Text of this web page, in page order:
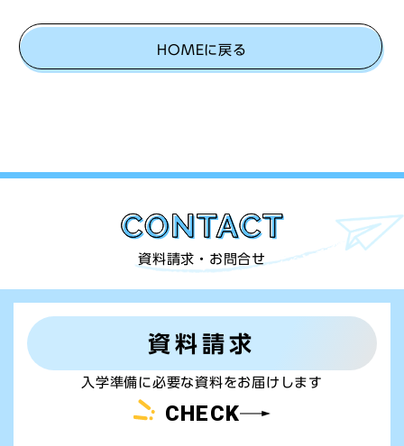
HOMEに戻る
資料請求・お問合せ
資料請求
入学準備に必要な資料をお届けします
CHECK